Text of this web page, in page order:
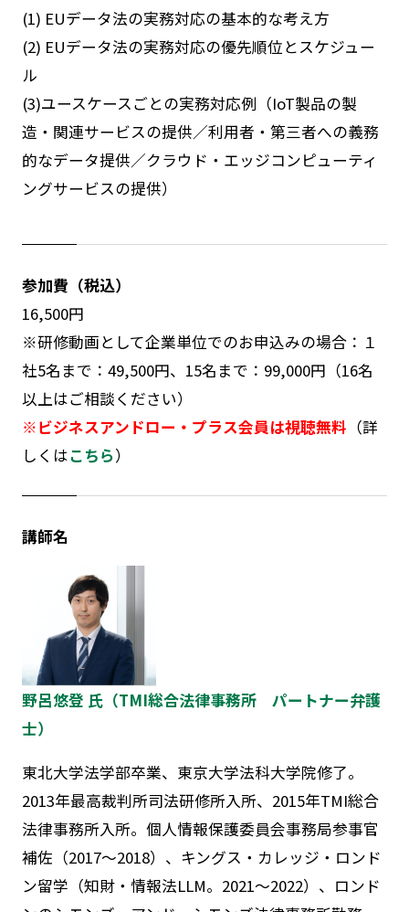
(1) EUデータ法の実務対応の基本的な考え方
(2) EUデータ法の実務対応の優先順位とスケジュー
ル
(3)ユースケースごとの実務対応例（IoT製品の製
造・関連サービスの提供／利用者・第三者への義務
的なデータ提供／クラウド・エッジコンピューティ
ングサービスの提供）
参加費（税込）
16,500円
※研修動画として企業単位でのお申込みの場合：１
社5名まで：49,500円、15名まで：99,000円（16名
以上はご相談ください）
※ビジネスアンドロー・プラス会員は視聴無料 （詳
しくはこちら）
講師名
野呂悠登 氏（TMI総合法律事務所 パートナー弁護
士）
東北大学法学部卒業、東京大学法科大学院修了。
2013年最高裁判所司法研修所入所、2015年TMI総合
法律事務所入所。個人情報保護委員会事務局参事官
補佐（2017～2018）、キングス・カレッジ・ロンド
ン留学（知財・情報法LLM。2021～2022）、ロンド